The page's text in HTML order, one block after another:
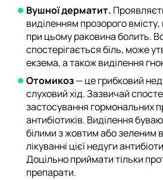
Вушної дерматит.
виділенням прозорого
при цьому раковина болить.
спостерігається біль, може
екзема, а також виділення
Отомикоз— це грибковий
слуховий хід. Зазвичай
застосування гормональних
антибіотиків. Виділення
білими з жовтим або зеленим
лікуванні цієї недуги
Доцільно приймати тільки
препарати.